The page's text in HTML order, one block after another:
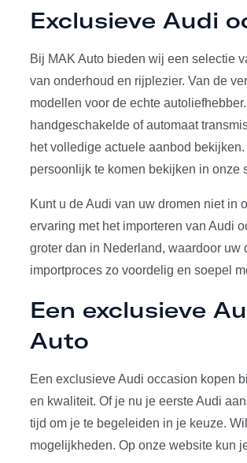
Exclusieve Audi
Bij MAK Auto bieden wij een selectie
van onderhoud en rijplezier. Van de
modellen voor de echte
handgeschakelde of automaat
het volledige actuele aanbod
persoonlijk te komen bekijken in onze
Kunt u de Audi van uw dromen niet in
ervaring met het importeren van Audi
groter dan in Nederland, waardoor
importproces zo voordelig en soepel
Een exclusieve
Auto
Een exclusieve Audi occasion kopen
en kwaliteit. Of je nu je eerste Audi
tijd om je te begeleiden in je keuze.
mogelijkheden. Op onze website kun